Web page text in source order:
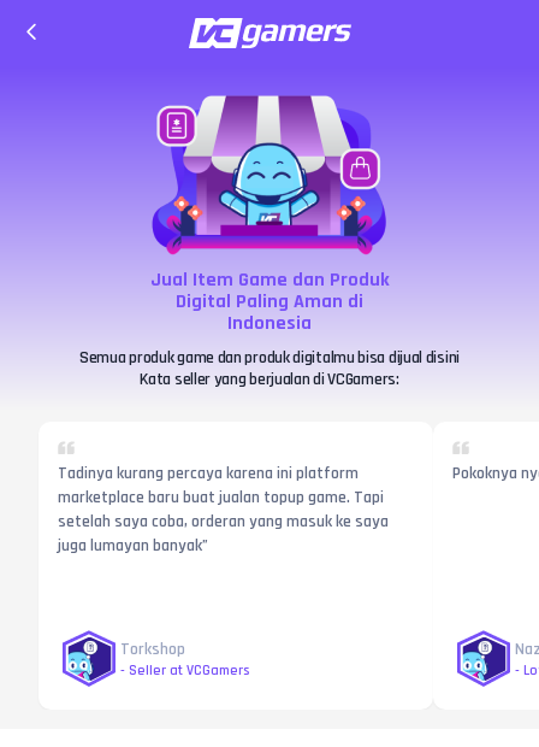
Jual Item Game dan Produk
Digital Paling Aman di
Indonesia
Semua produk game dan produk digitalmu bisa dijual disini
Kata seller yang berjualan di VCGamers:
Tadinya kurang percaya karena ini platform
marketplace baru buat jualan topup game. Tapi
setelah saya coba, orderan yang masuk ke saya
juga lumayan banyak”
Torkshop
- Seller at VCGamers
Pokoknya
-